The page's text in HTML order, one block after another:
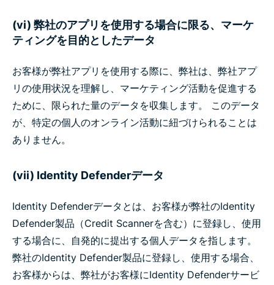
(vi) 弊社のアプリを使用する場合に限る、マーケ
ティングを目的としたデータ
お客様が弊社アプリを使用する際に、弊社は、弊社アプ
リの使用状況を理解し、マーケティング活動を促進する
ために、限られた量のデータを収集します。 このデータ
が、特定の個人のオンライン活動に紐づけられることは
ありません。
(vii) Identity Defenderデータ
Identity Defenderデータとは、お客様が弊社のIdentity
Defender製品（Credit Scannerを含む）に登録し、使用
する場合に、自発的に提出する個人データを指します。
弊社のIdentity Defender製品に登録し、使用する場合、
お客様からは、弊社がお客様にIdentity Defenderサービ